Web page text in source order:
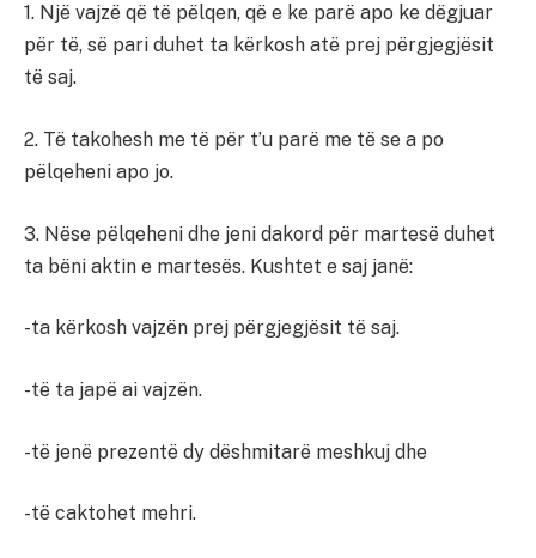
1. Një vajzë që të pëlqen, që e ke parë apo ke dëgjuar
për të, së pari duhet ta kërkosh atë prej përgjegjësit
të saj.
2. Të takohesh me të për t’u parë me të se a po
pëlqeheni apo jo.
3. Nëse pëlqeheni dhe jeni dakord për martesë duhet
ta bëni aktin e martesës. Kushtet e saj janë:
-ta kërkosh vajzën prej përgjegjësit të saj.
-të ta japë ai vajzën.
-të jenë prezentë dy dëshmitarë meshkuj dhe
-të caktohet mehri.